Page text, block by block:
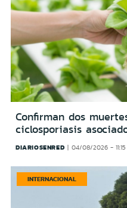
Confirman dos
ciclosporiasis
DIARIOSENRED 04/08/2026 - 11:15
INTERNACIONAL